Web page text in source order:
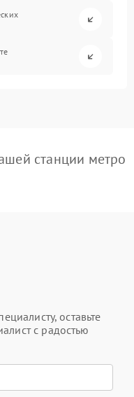
станции метро
оставьте
с радостью